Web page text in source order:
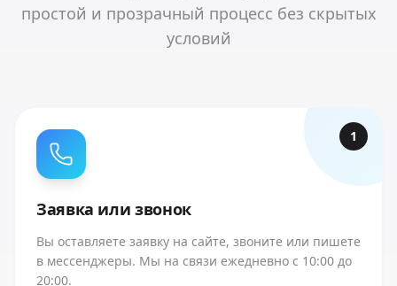
простой и прозрачный процесс без скрытых
условий
1
Заявка или звонок
Вы оставляете заявку на сайте, звоните или пишете
в мессенджеры. Мы на связи ежедневно с 10:00 до
20:00.